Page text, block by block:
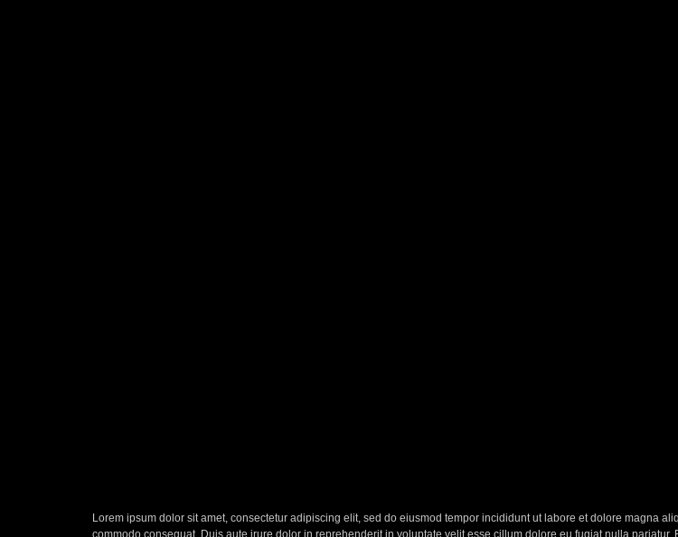
Lorem ipsum dolor sit amet, consectetur adipiscing elit, sed do eiusmod tempor incididunt ut labore et dolore magna
commodo consequat. Duis aute irure dolor in reprehenderit in voluptate velit esse cillum dolore eu fugiat nulla